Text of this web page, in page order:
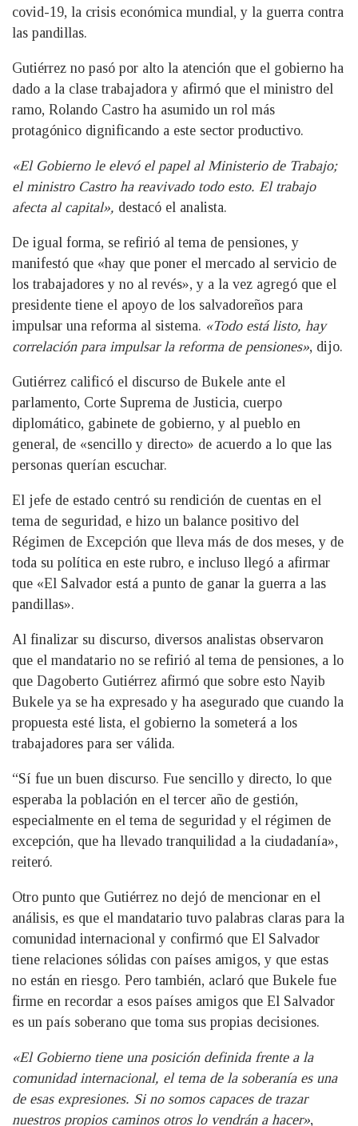
covid-19, la crisis económica mundial, y la guerra contra
las pandillas.
Gutiérrez no pasó por alto la atención que el gobierno ha
dado a la clase trabajadora y afirmó que el ministro del
ramo, Rolando Castro ha asumido un rol más
protagónico dignificando a este sector productivo.
«El Gobierno le elevó el papel al Ministerio de Trabajo;
el ministro Castro ha reavivado todo esto. El trabajo
afecta al capital», destacó el analista.
De igual forma, se refirió al tema de pensiones, y
manifestó que «hay que poner el mercado al servicio de
los trabajadores y no al revés», y a la vez agregó que el
presidente tiene el apoyo de los salvadoreños para
impulsar una reforma al sistema. «Todo está listo, hay
correlación para impulsar la reforma de pensiones», dijo.
Gutiérrez calificó el discurso de Bukele ante el
parlamento, Corte Suprema de Justicia, cuerpo
diplomático, gabinete de gobierno, y al pueblo en
general, de «sencillo y directo» de acuerdo a lo que las
personas querían escuchar.
El jefe de estado centró su rendición de cuentas en el
tema de seguridad, e hizo un balance positivo del
Régimen de Excepción que lleva más de dos meses, y de
toda su política en este rubro, e incluso llegó a afirmar
que «El Salvador está a punto de ganar la guerra a las
pandillas».
Al finalizar su discurso, diversos analistas observaron
que el mandatario no se refirió al tema de pensiones, a lo
que Dagoberto Gutiérrez afirmó que sobre esto Nayib
Bukele ya se ha expresado y ha asegurado que cuando la
propuesta esté lista, el gobierno la someterá a los
trabajadores para ser válida.
“Sí fue un buen discurso. Fue sencillo y directo, lo que
esperaba la población en el tercer año de gestión,
especialmente en el tema de seguridad y el régimen de
excepción, que ha llevado tranquilidad a la ciudadanía»,
reiteró.
Otro punto que Gutiérrez no dejó de mencionar en el
análisis, es que el mandatario tuvo palabras claras para la
comunidad internacional y confirmó que El Salvador
tiene relaciones sólidas con países amigos, y que estas
no están en riesgo. Pero también, aclaró que Bukele fue
firme en recordar a esos países amigos que El Salvador
es un país soberano que toma sus propias decisiones.
«El Gobierno tiene una posición definida frente a la
comunidad internacional, el tema de la soberanía es una
de esas expresiones. Si no somos capaces de trazar
nuestros propios caminos otros lo vendrán a hacer»,